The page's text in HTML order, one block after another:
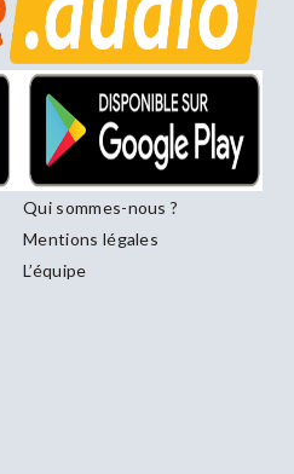
Qui sommes-nous ?
Mentions légales
L’équipe